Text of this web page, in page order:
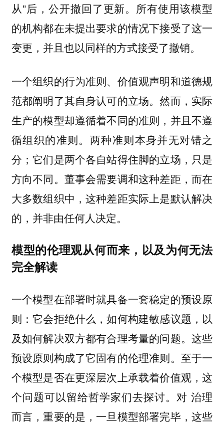
从”后，公开撤回了更新。所有使用该模型
的机构都在未提出要求的情况下接受了这一
变更，并且也以同样的方式接受了撤销。
一个组织的行为准则、价值观声明和道德规
范都阐明了其自身认可的立场。然而，实际
生产的模型却遵循着不同的准则，并且不遵
循组织的准则。两种准则本身并无对错之
分；它们是两个各自站得住脚的立场，只是
方向不同。董事会需要调和这种差距，而在
大多数组织中，这种差距实际上是默认解决
的，并非由任何人决定。
模型的伦理观从何而来，以及为何无法
完全解读
一个模型在部署时就具备一套稳定的预设原
则：它会拒绝什么，如何构建敏感议题，以
及如何解决双方都有合理考量的问题。这些
预设原则构成了它固有的伦理准则。至于一
个模型是否在更深层次上承载着价值观，这
个问题可以留给哲学家们去探讨。对 治理
而言，重要的是，一旦模型部署完毕，这些